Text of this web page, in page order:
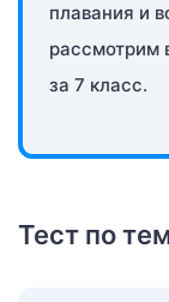
плавания и
рассмотрим
за 7 класс.
Тест по